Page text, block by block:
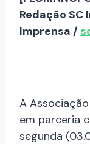
Redação SC
Imprensa /
A
em parceria
segunda